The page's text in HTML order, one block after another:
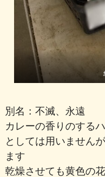
別名：不滅、永遠
カレーの香りのする
としては用いません
ます
乾燥させても黄色の